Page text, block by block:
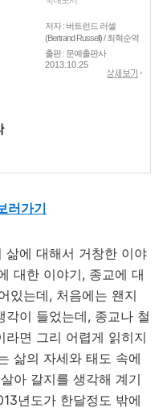
저자 : 버트런드 러셀
(Bertrand Russell) / 최혁순역
출판 : 문예출판사
2013.10.25
러가기
삶에 대해서 거창한 이야
대한 이야기, 종교에 대
있는데, 처음에는 왠지
이 들었는데, 종교나 철
면 그리 어렵게 읽히지
삶의 자세와 태도 속에
아 갈지를 생각해 계기
년도가 한달정도 밖에